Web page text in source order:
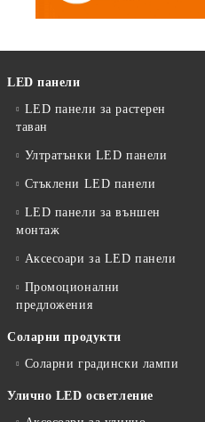
LED панели
LED панели за растерен
таван
Ултратънки LED панели
Стъклени LED панели
LED панели за външен
монтаж
Аксесоари за LED панели
Промоционални
предложения
Соларни продукти
Соларни градински лампи
Улично LED осветление